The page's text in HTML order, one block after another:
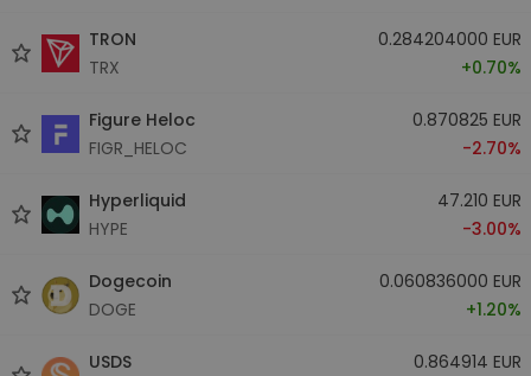
TRON
TRX
0.284204000 EUR
+0.70%
Figure Heloc
FIGR_HELOC
0.870825 EUR
-2.70%
Hyperliquid
HYPE
47.210 EUR
-3.00%
Dogecoin
DOGE
0.060836000 EUR
+1.20%
USDS
0.864914 EUR